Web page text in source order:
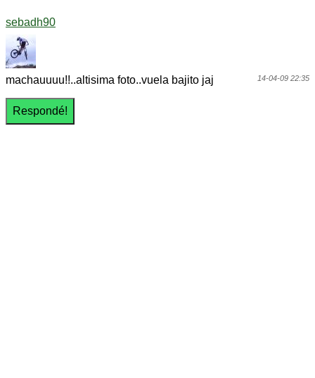
sebadh90
14-04-09 22:35
machauuuu!!..altisima foto..vuela bajito jaj